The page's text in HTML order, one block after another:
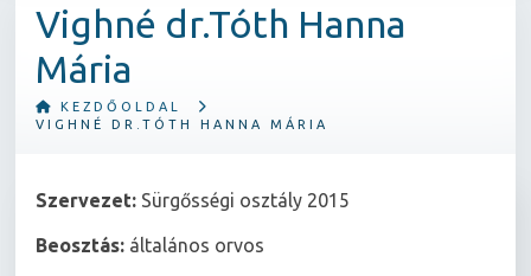
Vighné dr.Tóth Hanna
Mária
KEZDŐOLDAL
VIGHNÉ DR.TÓTH HANNA MÁRIA
Szervezet: Sürgősségi osztály 2015
Beosztás: általános orvos